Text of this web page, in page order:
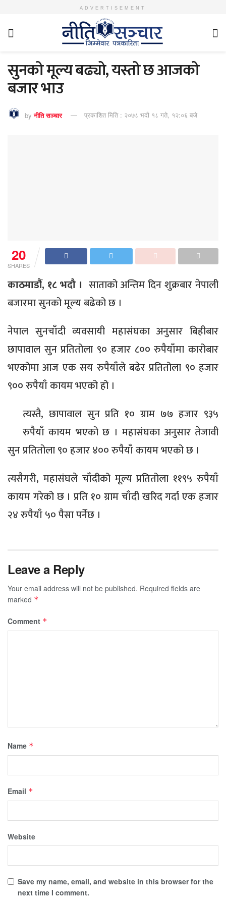
ADVERTISEMENT
सुनको मूल्य बढ्यो, यस्तो छ आजको
बजार भाउ
by नीति सञ्चार प्रकाशित मिति : २०७८ भदौ १८ गते, १२:०६ बजे
20
SHARES
काठमाडौं, १८ भदौ । साताको अन्तिम दिन शुक्रबार नेपाली
बजारमा सुनको मूल्य बढेको छ ।
नेपाल सुनचाँदी व्यवसायी महासंघका अनुसार बिहीबार
छापावाल सुन प्रतितोला ९० हजार ८०० रुपैयाँमा कारोबार
भएकोमा आज एक सय रुपैयाँले बढेर प्रतितोला ९० हजार
९०० रुपैयाँ कायम भएको हो ।
त्यस्तै, छापावाल सुन प्रति १० ग्राम ७७ हजार ९३५
रुपैयाँ कायम भएको छ । महासंघका अनुसार तेजावी
सुन प्रतितोला ९० हजार ४०० रुपैयाँ कायम भएको छ ।
त्यसैगरी, महासंघले चाँदीको मूल्य प्रतितोला ११९५ रुपैयाँ
कायम गरेको छ । प्रति १० ग्राम चाँदी खरिद गर्दा एक हजार
२४ रुपैयाँ ५० पैसा पर्नेछ ।
Leave a Reply
Your email address will not be published. Required fields are
marked *
Comment *
Name *
Email *
Website
Save my name, email, and website in this browser for the
next time I comment.